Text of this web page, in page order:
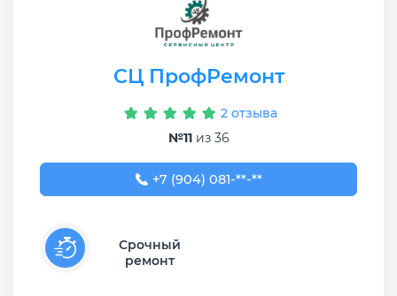
СЦ ПрофРемонт
2 отзыва
№11из 36
+7 (904) 081-68-86
+7 (904) 081-**-**
Срочный
ремонт